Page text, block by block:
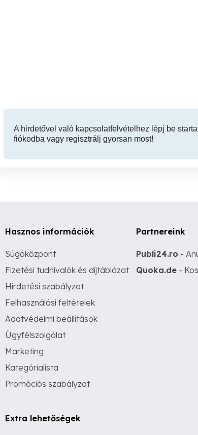
A hirdetővel való kapcsolatfelvételhez lépj be
fiókodba vagy regisztrálj gyorsan most!
Hasznos információk
Súgóközpont
Fizetési tudnivalók és díjtáblázat
Hirdetési szabályzat
Felhasználási feltételek
Adatvédelmi beállítások
Ügyfélszolgálat
Marketing
Kategórialista
Promóciós szabályzat
Extra lehetőségek
Partnereink
Publi24.ro -
Quoka.de -